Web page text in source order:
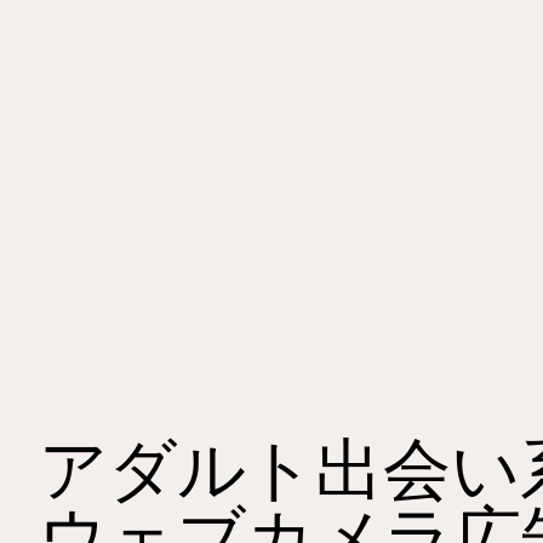
アダルト出会い